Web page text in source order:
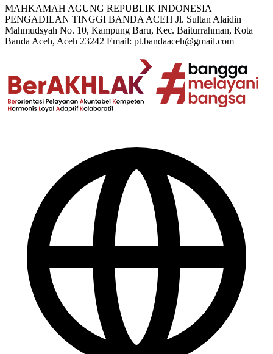
MAHKAMAH AGUNG REPUBLIK INDONESIA
PENGADILAN TINGGI BANDA ACEH Jl. Sultan Alaidin
Mahmudsyah No. 10, Kampung Baru, Kec. Baiturrahman, Kota
Banda Aceh, Aceh 23242 Email: pt.bandaaceh@gmail.com